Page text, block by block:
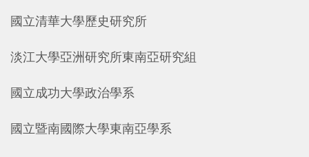
國立清華大學歷史研究所
淡江大學亞洲研究所東南亞研究組
國立成功大學政治學系
國立暨南國際大學東南亞學系